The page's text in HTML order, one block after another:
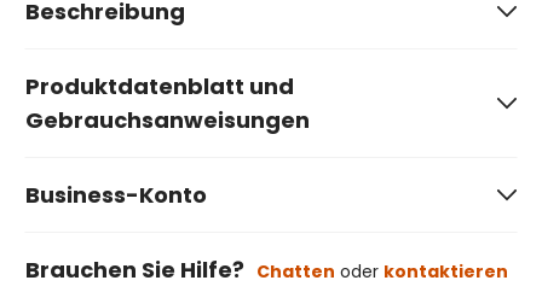
Beschreibung
Produktdatenblatt und
Gebrauchsanweisungen
Business-Konto
Brauchen Sie Hilfe? Chatten oder kontaktieren